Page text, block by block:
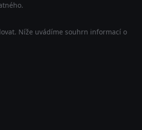
Níže uvádíme souhrn informací o